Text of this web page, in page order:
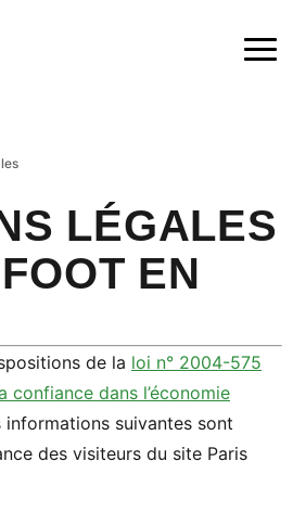
LÉGALES
EN
de la loi n° 2004-575
confiance dans l’économie
informations suivantes sont
des visiteurs du site Paris